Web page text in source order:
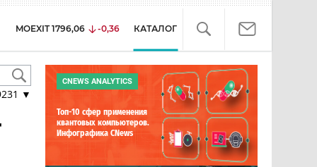
MOEXIT 1796,06 -0,36 КАТАЛОГ
▼
CNEWS ANALYTICS
Топ-10 сфер применения
квантовых компьютеров.
Инфографика CNews